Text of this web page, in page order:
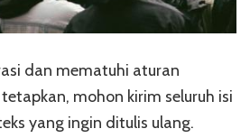
dan mematuhi aturan
mohon kirim seluruh isi
yang ingin ditulis ulang.